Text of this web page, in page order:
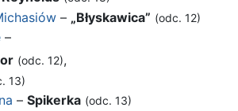
– „Błyskawica” (odc. 12)
–
(odc. 12),
13)
– Spikerka (odc. 13)